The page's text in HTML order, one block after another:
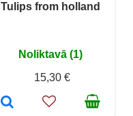
Tulips from holland
Noliktavā (1)
15,30 €